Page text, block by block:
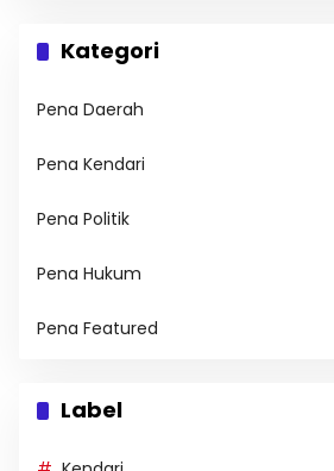
Kategori
Pena Daerah
Pena Kendari
Pena Politik
Pena Hukum
Pena Featured
Label